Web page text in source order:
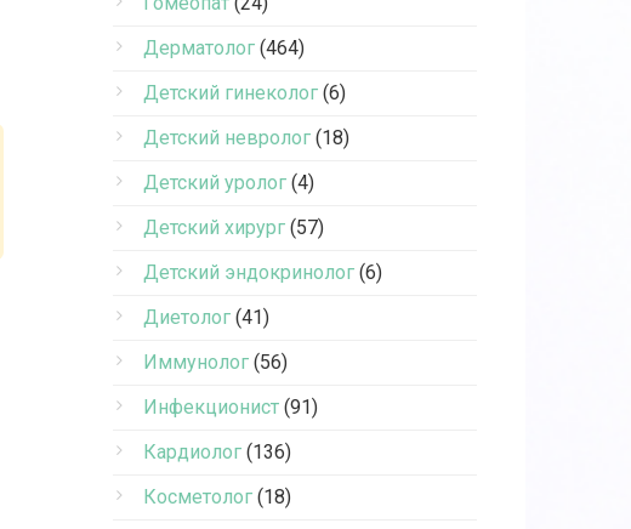
Дерматолог (464)
Детский гинеколог (6)
Детский невролог (18)
Детский уролог (4)
Детский хирург (57)
Детский эндокринолог (6)
Диетолог (41)
Иммунолог (56)
Инфекционист (91)
Кардиолог (136)
Косметолог (18)